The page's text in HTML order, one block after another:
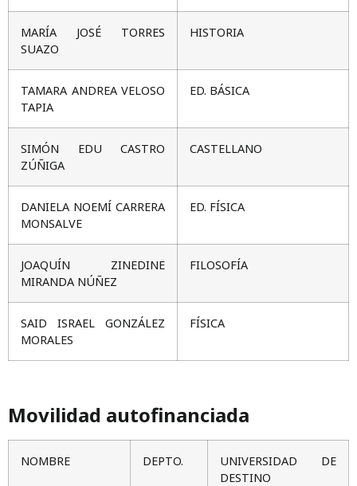
MARÍA JOSÉ TORRES
SUAZO
HISTORIA
TAMARA ANDREA VELOSO
TAPIA
ED. BÁSICA
SIMÓN EDU CASTRO
ZÚÑIGA
CASTELLANO
DANIELA NOEMÍ CARRERA
MONSALVE
ED. FÍSICA
JOAQUÍN ZINEDINE
MIRANDA NÚÑEZ
FILOSOFÍA
SAID ISRAEL GONZÁLEZ
MORALES
FÍSICA
Movilidad autofinanciada
NOMBRE DEPTO.
UNIVERSIDAD DE
DESTINO